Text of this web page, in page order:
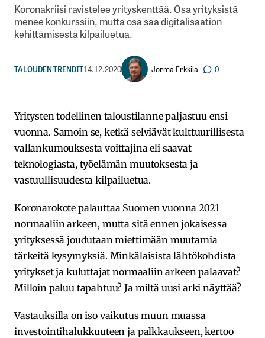
Koronakriisi ravistelee yrityskenttää. Osa yrityksistä
menee konkurssiin, mutta osa saa digitalisaation
kehittämisestä kilpailuetua.
TALOUDEN TRENDIT14.12.2020 Jorma Erkkilä 0
Yritysten todellinen taloustilanne paljastuu ensi
vuonna. Samoin se, ketkä selviävät kulttuurillisesta
vallankumouksesta voittajina eli saavat
teknologiasta, työelämän muutoksesta ja
vastuullisuudesta kilpailuetua.
Koronarokote palauttaa Suomen vuonna 2021
normaaliin arkeen, mutta sitä ennen jokaisessa
yrityksessä joudutaan miettimään muutamia
tärkeitä kysymyksiä. Minkälaisista lähtökohdista
yritykset ja kuluttajat normaaliin arkeen palaavat?
Milloin paluu tapahtuu? Ja miltä uusi arki näyttää?
Vastauksilla on iso vaikutus muun muassa
investointihalukkuuteen ja palkkaukseen, kertoo